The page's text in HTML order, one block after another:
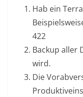
Hab ein
422
Backup aller
wird.
Die